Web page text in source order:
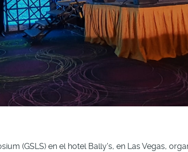
(GSLS) en el hotel Bally's, en Las Vegas,